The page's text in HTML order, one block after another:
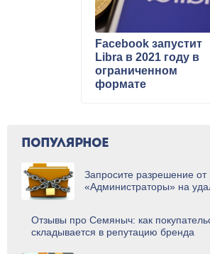
Facebook запустит
Libra в 2021 году в
ограниченном
формате
ПОПУЛЯРНОЕ
Запросите разрешение от
«Администраторы» на
Отзывы про Семяныч: как
складывается в репутацию бренда